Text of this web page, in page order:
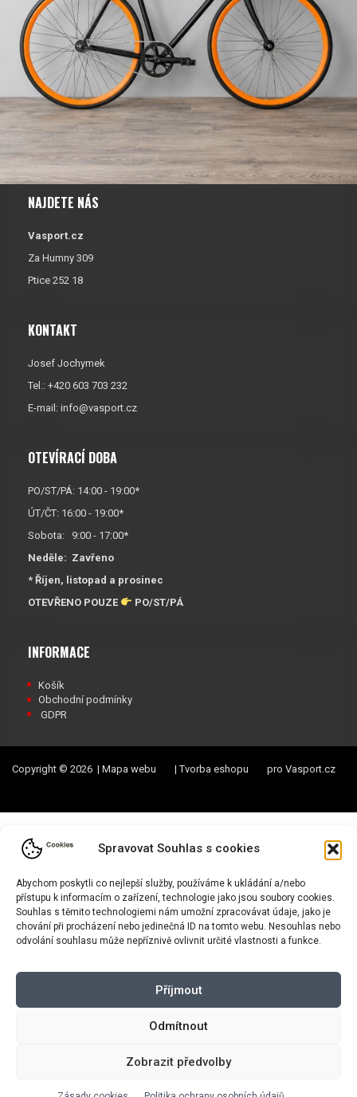
Spravovat Souhlas s cookies
Abychom poskytli co nejlepší služby, používáme k ukládání a/nebo
přístupu k informacím o zařízení, technologie jako jsou soubory cookies.
Souhlas s těmito technologiemi nám umožní zpracovávat údaje, jako je
chování při procházení nebo jedinečná ID na tomto webu. Nesouhlas nebo
odvolání souhlasu může nepříznivě ovlivnit určité vlastnosti a funkce.
Příjmout
Odmítnout
Zobrazit předvolby
NAJDETE NÁS
Vasport.cz
Za Humny 309
Ptice 252 18
KONTAKT
Josef Jochymek
Tel.: +420 603 703 232
E-mail: info@vasport.cz
OTEVÍRACÍ DOBA
PO/ST/PÁ: 14:00 - 19:00*
ÚT/ČT: 16:00 - 19:00*
Sobota: 9:00 - 17:00*
Neděle: Zavřeno
* Říjen, listopad a prosinec
OTEVŘENO POUZE
PO/ST/PÁ
INFORMACE
Košík
Obchodní podmínky
GDPR
Copyright © 2026 | Mapa webu |Tvorba eshopu pro Vasport.cz